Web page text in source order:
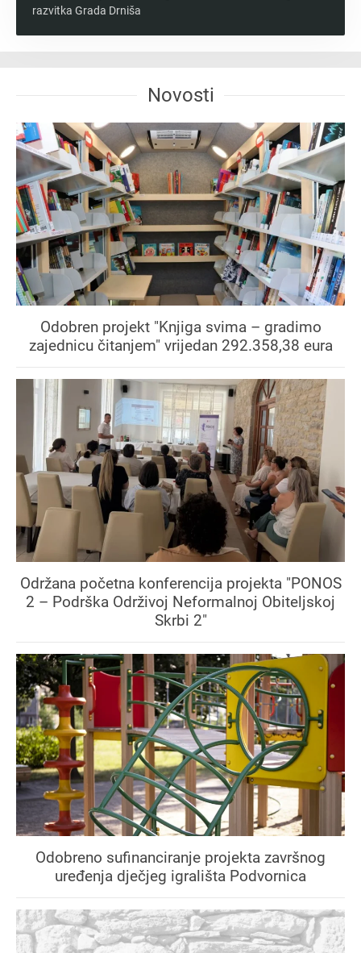
razvitka Grada Drniša
Novosti
Odobren projekt "Knjiga svima – gradimo
zajednicu čitanjem" vrijedan 292.358,38 eura
Održana početna konferencija projekta "PONOS
2 – Podrška Održivoj Neformalnoj Obiteljskoj
Skrbi 2"
Odobreno sufinanciranje projekta završnog
uređenja dječjeg igrališta Podvornica